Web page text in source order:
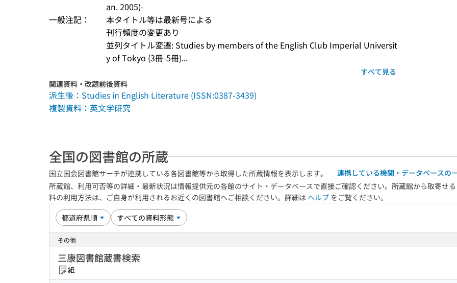
an. 2005)-
一般注記：
本タイトル等は最新号による
刊行頻度の変更あり
並列タイトル変遷: Studies by members of the English Club Imperial Universit
y of Tokyo (3冊-5冊)...
すべて見る
関連資料・改題前後資料
派生後：Studies in English Literature (ISSN:0387-3439)
複製資料：英文学研究
全国の図書館の所蔵
国立国会図書館サーチが連携している各図書館等から取得した所蔵情報を表示します。
連携している機関・データベースの
所蔵館、利用可否等の詳細・最新状況は情報提供元の各館のサイト・データベースで直接ご確認ください。所蔵館から取寄せ
料の利用方法は、ご自身が利用されるお近くの図書館へご相談ください。詳細は ヘルプ をご覧ください。
その他
三康図書館蔵書検索
紙